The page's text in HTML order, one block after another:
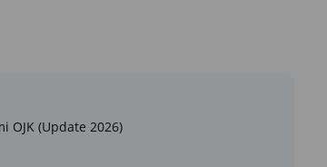
OJK (Update 2026)